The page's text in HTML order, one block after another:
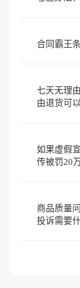
合同霸王
七天无理
由退货可
如果虚假
传被罚20
商品质量
投诉需要